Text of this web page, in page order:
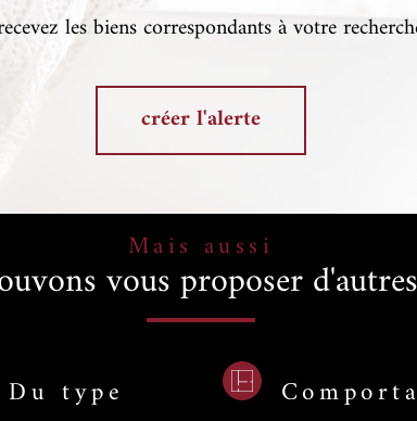
les biens correspondants à votre
créer l'alerte
Mais aussi
vous proposer
Du type